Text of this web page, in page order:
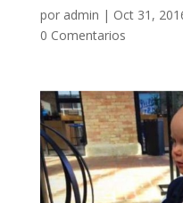
por admin | Oct 31,
0 Comentarios